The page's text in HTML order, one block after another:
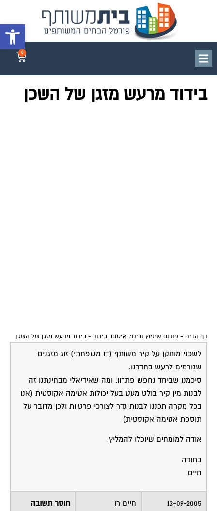
פתח
0
בידוד מרעש מזגן של השכן
דף הבית - פורום שיפוץ ובינוי, איטום ובידוד - בידוד מרעש מזגן של השכן
לשכני מותקן על קיר משותף (דו משפחתי) זוג מזגנים
שגורמים לרעש בחדרנו.
סיכמנו שביחד נחפש פתרון. ומה שאידיאלי מבחינתנו זה
לבנות מין קיר בולט מעט בעל יכולות אטימה אקוסטית (אנו
בכל מקרה תכננו לבנות גדר לצורכי פרטיות ולכן מדובר על
תוספת אטימה אקוסטית)
אודה למומחים שיוכלו להמליץ.
בתודה
חיים
13-09-2005
חיים רו
חוסר תשובה